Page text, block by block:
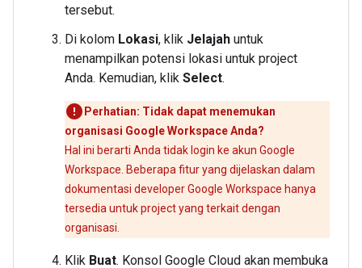
tersebut.
Di kolom Lokasi, klik Jelajah untuk
menampilkan potensi lokasi untuk project
Anda. Kemudian, klik Select.
Perhatian: Tidak dapat menemukan
organisasi Google Workspace Anda?
Hal ini berarti Anda tidak login ke akun Google
Workspace. Beberapa fitur yang dijelaskan dalam
dokumentasi developer Google Workspace hanya
tersedia untuk project yang terkait dengan
organisasi.
Klik Buat. Konsol Google Cloud akan membuka